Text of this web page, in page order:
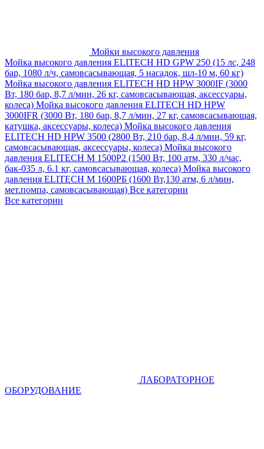
Мойки высокого давления
Мойка высокого давления ELITECH HD GPW 250 (15 лс, 248
бар, 1080 л/ч, самовсасывающая, 5 насадок, шл-10 м, 60 кг)
Мойка высокого давления ELITECH HD HPW 3000IF (3000
Вт, 180 бар, 8,7 л/мин, 26 кг, самовсасывающая, аксессуары,
колеса) Мойка высокого давления ELITECH HD HPW
3000IFR (3000 Вт, 180 бар, 8,7 л/мин, 27 кг, самовсасывающая,
катушка, аксессуары, колеса) Мойка высокого давления
ELITECH HD HPW 3500 (2800 Вт, 210 бар, 8,4 л/мин, 59 кг,
самовсасывающая, аксессуары, колеса) Мойка высокого
давления ELITECH M 1500P2 (1500 Вт, 100 атм, 330 л/час,
бак-035 л, 6.1 кг, самовсасывающая, колеса) Мойка высокого
давления ELITECH М 1600РБ (1600 Вт,130 атм, 6 л/мин,
мет.помпа, самовсасывающая) Все категории
Все категории
ЛАБОРАТОРНОЕ
ОБОРУДОВАНИЕ